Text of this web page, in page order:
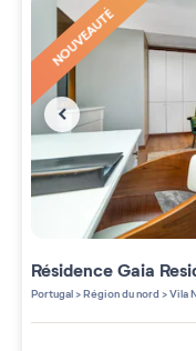
NOUVEAUTÉ
RésidenceGaia
Portugal>Région du nord>Vila